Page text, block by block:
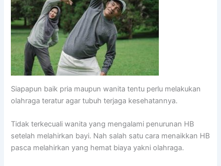
Siapapun baik pria maupun wanita tentu perlu melakukan
olahraga teratur agar tubuh terjaga kesehatannya.
Tidak terkecuali wanita yang mengalami penurunan HB
setelah melahirkan bayi. Nah salah satu cara menaikkan HB
pasca melahirkan yang hemat biaya yakni olahraga.